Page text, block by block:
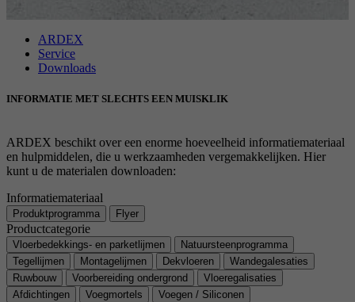
ARDEX
Service
Downloads
INFORMATIE MET SLECHTS EEN MUISKLIK
ARDEX beschikt over een enorme hoeveelheid informatiemateriaal
en hulpmiddelen, die u werkzaamheden vergemakkelijken. Hier
kunt u de materialen downloaden:
Informatiemateriaal
Produktprogramma Flyer
Productcategorie
Vloerbedekkings- en parketlijmen
Natuursteenprogramma
Tegellijmen
Montagelijmen Dekvloeren
Wandegalesaties
Ruwbouw
Voorbereiding ondergrond
Vloeregalisaties
Afdichtingen
Voegmortels Voegen / Siliconen
Looptijd 30 minuten
Doel
myfonts.net te gebruiken.
Naam _GRECAPTCHA
Aanbieder Google reCAPTCHA
Aanbieder
Looptijd 1 Dag
Doel
Google-cookie voor geavanceerde controle van
scripts en gebeurtenissen.